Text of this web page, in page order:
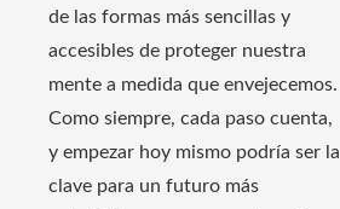
de las formas más sencillas y
accesibles de proteger nuestra
mente a medida que envejecemos.
Como siempre, cada paso cuenta,
y empezar hoy mismo podría ser la
clave para un futuro más